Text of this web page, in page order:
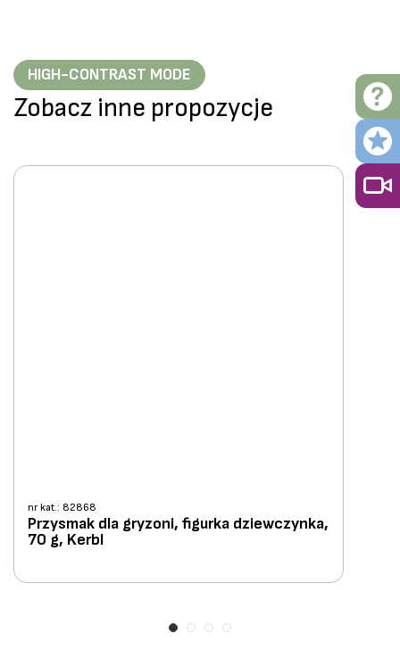
HIGH-CONTRAST MODE
Zobacz inne propozycje
nr kat.: 82868
Przysmak dla gryzoni, figurka dziewczynka,
70 g, Kerbl